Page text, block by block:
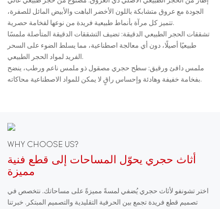
الجودة مع عروق متشابكة باللون الأخضر الباهت والأبيض المائل للصفرة،
تتميز كل مرآة بأنماط طبيعية فريدة من نوعها لفخامة حصرية.
تشققات الحجر الطبيعي الدقيقة: تضيف التشققات الدقيقة المتأصلة ملمسًا
طبيعيًا أصيلًا، دون أي معالجة اصطناعية، مما يسلط الضوء على السحر
الفريد لمواد الحجر الطبيعي.
ملمس دافئ ورقيق: سطح حجري مصقول ذو ملمس ناعم ورطب، ينضح
بفخامة خفيفة وهادئة وإحساس راقٍ لا يمكن للمواد الاصطناعية محاكاته.
WHY CHOOSE US?
أثاث حجري يحوّل المساحات إلى قطع فنية
مميزة
اختر تشونفو لأثاث حجري يُضفي لمسةً مميزةً على مساحاتك. نتخصص في
تصميم قطع فريدة تجمع بين الحرفية التقليدية والتصميم المبتكر. خبرتنا